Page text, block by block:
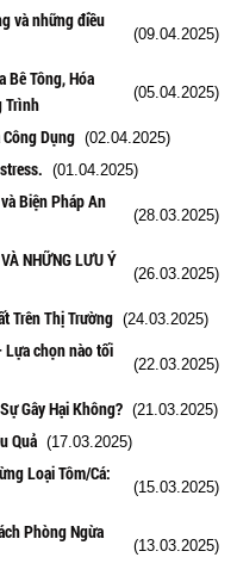
và những điều
(09.04.2025)
Bê Tông, Hóa
Trình
(05.04.2025)
Dụng (02.04.2025)
(01.04.2025)
Biện Pháp An
(28.03.2025)
NHỮNG LƯU Ý
(26.03.2025)
Trên Thị Trường (24.03.2025)
Lựa chọn nào tối
(22.03.2025)
Gây Hại Không? (21.03.2025)
Quả (17.03.2025)
Loại Tôm/Cá:
(15.03.2025)
Phòng Ngừa
(13.03.2025)